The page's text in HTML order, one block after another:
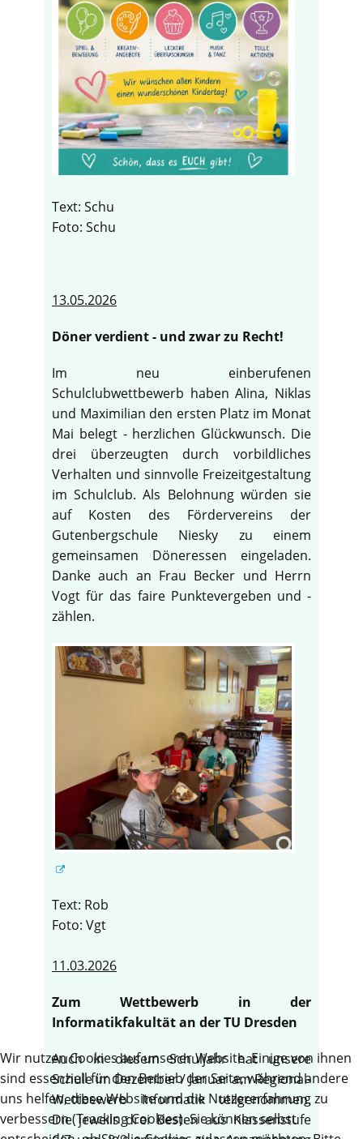
Text: Schu
Foto: Schu
13.05.2026
Döner verdient - und zwar zu Recht!
Im neu einberufenen
Schulclubwettbewerb haben Alina, Niklas
und Maximilian den ersten Platz im Monat
Mai belegt - herzlichen Glückwunsch. Die
drei überzeugten durch vorbildliches
Verhalten und sinnvolle Freizeitgestaltung
im Schulclub. Als Belohnung würden sie
auf Kosten des Fördervereins der
Gutenbergschule Niesky zu einem
gemeinsamen Döneressen eingeladen.
Danke auch an Frau Becker und Herrn
Vogt für das faire Punktevergeben und -
zählen.
Text: Rob
Foto: Vgt
11.03.2026
Zum Wettbewerb in der
Informatikfakultät an der TU Dresden
Auch in diesem Schuljahr hat unsere
Schule im Dezember / Januar am Regional-
Wettbewerb Informatik teilgenommen.
Die jeweils drei Besten aus Klassenstufe
Wir nutzen Cookies auf unserer Website. Einige von ihnen
sind essenziell für den Betrieb der Seite, während andere
uns helfen, diese Website und die Nutzererfahrung zu
verbessern (Tracking Cookies). Sie können selbst